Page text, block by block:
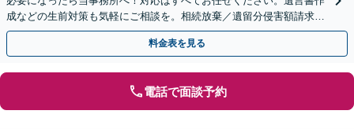
成などの生前対策も気軽にご相談を。相続放棄／遺留分侵害額請求求
／成年後見など【丸の内駅4分】【完全個室】
料金表を見る
電話で面談予約